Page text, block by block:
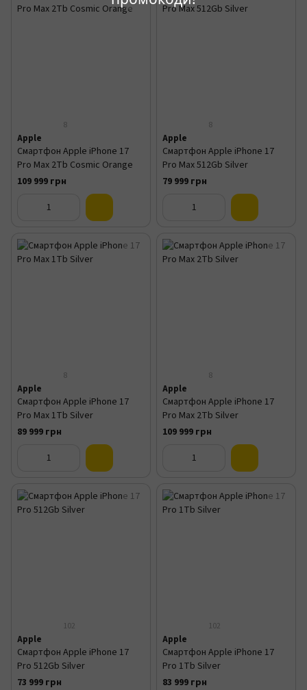
8
Apple
Смартфон Apple iPhone 17
Pro Max 2Tb Cosmic Orange
109 999 грн
8
Apple
Смартфон Apple iPhone 17
Pro Max 512Gb Silver
79 999 грн
8
Apple
Смартфон Apple iPhone 17
Pro Max 1Tb Silver
89 999 грн
8
Apple
Смартфон Apple iPhone 17
Pro Max 2Tb Silver
109 999 грн
102
Apple
Смартфон Apple iPhone 17
Pro 512Gb Silver
73 999 грн
102
Apple
Смартфон Apple iPhone 17
Pro 1Tb Silver
83 999 грн